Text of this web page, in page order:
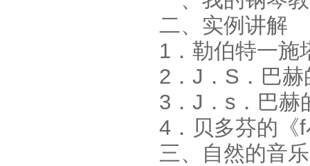
二、实例讲解
1．勒伯特一施
2．J．S．巴
3．J．s．巴赫
4．贝多芬的《
三、自然的音